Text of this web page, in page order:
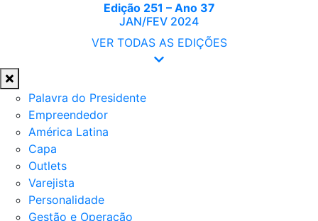
Edição 251 – Ano 37
JAN/FEV 2024
VER TODAS AS EDIÇÕES
Palavra do Presidente
Empreendedor
América Latina
Capa
Outlets
Varejista
Personalidade
Gestão e Operação